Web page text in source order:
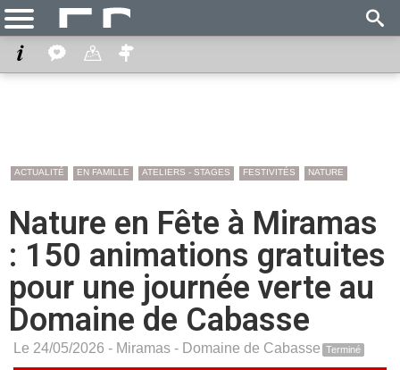
ACTUALITÉ EN FAMILLE ATELIERS - STAGES FESTIVITÉS NATURE
Nature en Fête à Miramas
: 150 animations gratuites
pour une journée verte au
Domaine de Cabasse
Le 24/05/2026 - Miramas - Domaine de Cabasse Terminé